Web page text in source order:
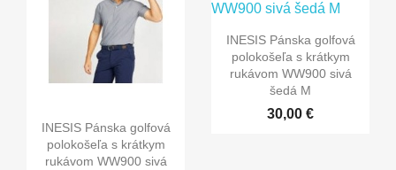
INESIS Pánska golfová
polokošeľa s krátkym
rukávom WW900 sivá
INESIS Pánska golfová
polokošeľa s krátkym
rukávom WW900 sivá
šedá M
30,00 €